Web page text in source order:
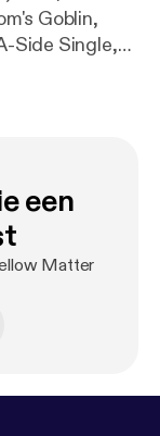
Goblin,
Side Single,
by
Palace of
(London
Move
een
Matter